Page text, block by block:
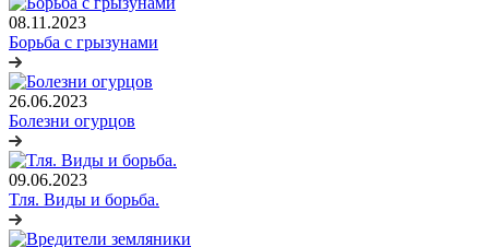
08.11.2023
Борьба с грызунами
26.06.2023
Болезни огурцов
09.06.2023
Тля. Виды и борьба.